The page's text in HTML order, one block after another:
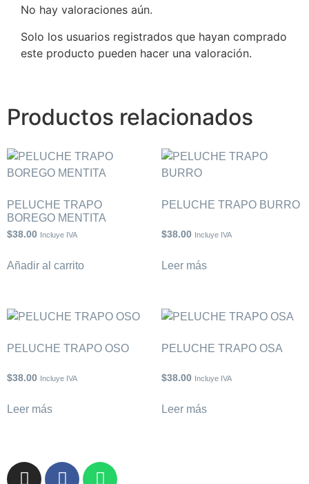
No hay valoraciones aún.
Solo los usuarios registrados que hayan comprado
este producto pueden hacer una valoración.
Productos relacionados
PELUCHE TRAPO
BOREGO MENTITA
$38.00 Incluye IVA
Añadir al carrito
PELUCHE TRAPO BURRO
$38.00 Incluye IVA
Leer más
PELUCHE TRAPO OSO
$38.00 Incluye IVA
Leer más
PELUCHE TRAPO OSA
$38.00 Incluye IVA
Leer más